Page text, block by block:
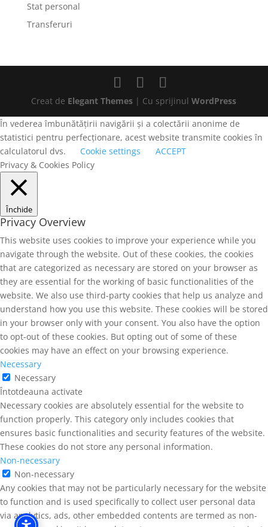
Stat personal
Transferuri
Creat de Elegant Themes | Cu sprijinulWordPress
În vederea îmbunătățirii navigării și a colectării anonime de
statistici pentru perfecționare, acest website transmite cookies în
calculatorul dvs.
Cookie settings
ACCEPT
Privacy & Cookies Policy
Închide
Privacy Overview
This website uses cookies to improve your experience while you
navigate through the website. Out of these cookies, the cookies
that are categorized as necessary are stored on your browser as
they are essential for the working of basic functionalities of the
website. We also use third-party cookies that help us analyze and
understand how you use this website. These cookies will be stored
in your browser only with your consent. You also have the option
to opt-out of these cookies. But opting out of some of these
cookies may have an effect on your browsing experience.
Necessary
Necessary
Întotdeauna activate
Necessary cookies are absolutely essential for the website to
function properly. This category only includes cookies that
ensures basic functionalities and security features of the website.
These cookies do not store any personal information.
Non-necessary
Non-necessary
Any cookies that may not be particularly necessary for the website
to function and is used specifically to collect user personal data
via analytics, ads, other embedded contents are termed as non-